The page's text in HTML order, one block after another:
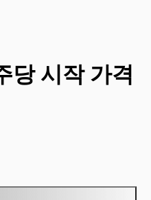
당 시작 가격